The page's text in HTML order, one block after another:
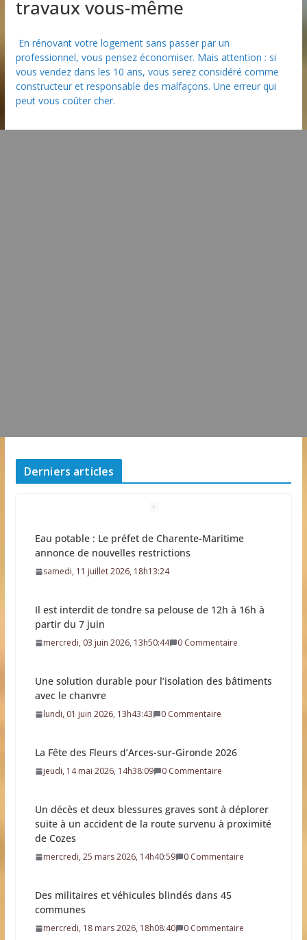
travaux vous-même
En rénovant votre logement sans passer par un
professionnel, vous pensez économiser. Mais attention : si
vous vendez dans les 10 ans, vous serez considéré comme
constructeur et responsable des malfaçons. Une erreur qui
peut vous coûter cher.
Derniers articles
Eau potable : Le préfet de Charente-Maritime
annonce de nouvelles restrictions
samedi, 11 juillet 2026, 18h13:24
Il est interdit de tondre sa pelouse de 12h à 16h à
partir du 7 juin
mercredi, 03 juin 2026, 13h50:44 0 Commentaire
Une solution durable pour l’isolation des bâtiments
avec le chanvre
lundi, 01 juin 2026, 13h43:43 0 Commentaire
La Fête des Fleurs d’Arces-sur-Gironde 2026
jeudi, 14 mai 2026, 14h38:09 0 Commentaire
Un décès et deux blessures graves sont à déplorer
suite à un accident de la route survenu à proximité
de Cozes
mercredi, 25 mars 2026, 14h40:59 0 Commentaire
Des militaires et véhicules blindés dans 45
communes
mercredi, 18 mars 2026, 18h08:40 0 Commentaire